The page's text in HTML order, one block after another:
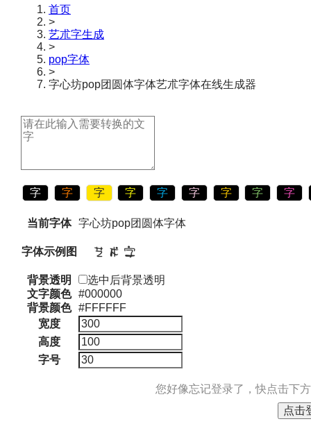
首页
>
艺朮字生成
>
pop字体
>
字心坊pop团圆体字体艺朮字体在线生成器
字 字 字 字 字 字 字 字 字
当前字体 字心坊pop团圆体字体
字体示例图
背景透明
选中后背景透明
文字颜色 #000000
背景颜色 #FFFFFF
宽度
高度
字号
您好像忘记登录了，快点击下
点击